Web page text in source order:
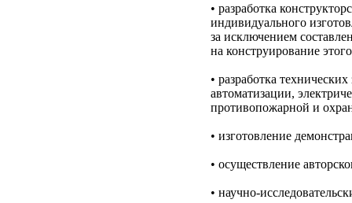
• разработка
индивидуального
за исключением
на конструирование
• разработка
автоматизации,
противопожарной и
• изготовление
• осуществление
• научно-